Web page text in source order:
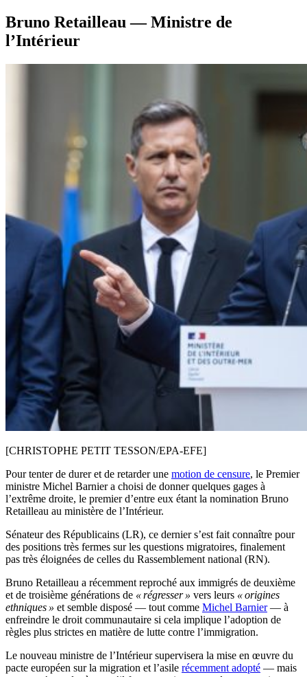
Bruno Retailleau — Ministre de
l’Intérieur
[CHRISTOPHE PETIT TESSON/EPA-EFE]
Pour tenter de durer et de retarder une motion de censure, le Premier
ministre Michel Barnier a choisi de donner quelques gages à
l’extrême droite, le premier d’entre eux étant la nomination Bruno
Retailleau au ministère de l’Intérieur.
Sénateur des Républicains (LR), ce dernier s’est fait connaître pour
des positions très fermes sur les questions migratoires, finalement
pas très éloignées de celles du Rassemblement national (RN).
Bruno Retailleau a récemment reproché aux immigrés de deuxième
et de troisième générations de « régresser » vers leurs « origines
ethniques » et semble disposé — tout comme Michel Barnier— à
enfreindre le droit communautaire si cela implique l’adoption de
règles plus strictes en matière de lutte contre l’immigration.
Le nouveau ministre de l’Intérieur supervisera la mise en œuvre du
pacte européen sur la migration et l’asile récemment adopté — mais